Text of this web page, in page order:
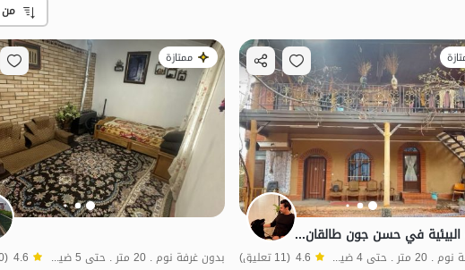
السياحة البيئية في حسن جون طالقان - شلال كاركبود
بدون غرفة نوم . 20 متر . حتى 4 ضيف 4.6 (11 تعليق)
ممتازة
بدون غرفة نوم . 20 متر . حتى 5 ضيف 4.6 (10 تعليق)